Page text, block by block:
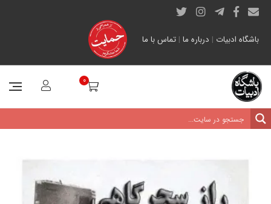
باشگاه ادبیات | درباره ما | تماس با ما
0